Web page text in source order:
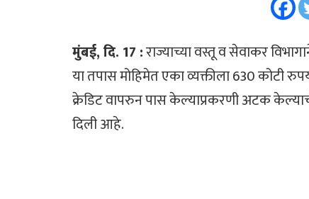
मुंबई, दि. 17 :राज्याच्या वस्तू व सेवाकर
या तपास मोहिमेत एका व्यक्तीला 630 कोटी
क्रेडिट वापरुन पास केल्याप्रकरणी अटक
दिली आहे.